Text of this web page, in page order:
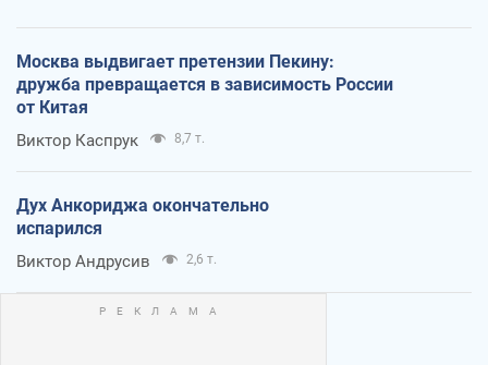
Москва выдвигает претензии Пекину:
дружба превращается в зависимость России
от Китая
Виктор Каспрук 8,7 т.
Дух Анкориджа окончательно
испарился
Виктор Андрусив 2,6 т.